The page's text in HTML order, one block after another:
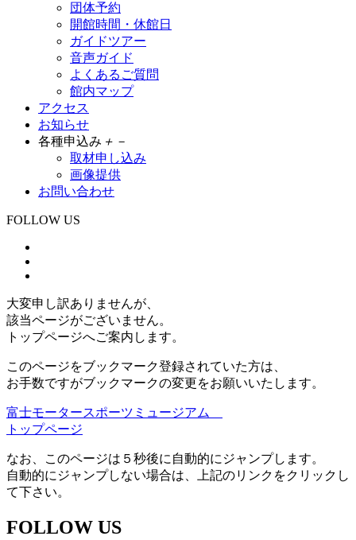
団体予約
開館時間・休館日
ガイドツアー
音声ガイド
よくあるご質問
館内マップ
アクセス
お知らせ
各種申込み ＋ －
取材申し込み
画像提供
お問い合わせ
FOLLOW US
大変申し訳ありませんが、
該当ページがございません。
トップページへご案内します。
このページをブックマーク登録されていた方は、
お手数ですがブックマークの変更をお願いいたします。
富士モータースポーツミュージアム
トップページ
なお、このページは５秒後に自動的にジャンプします。
自動的にジャンプしない場合は、上記のリンクをクリックし
て下さい。
FOLLOW US